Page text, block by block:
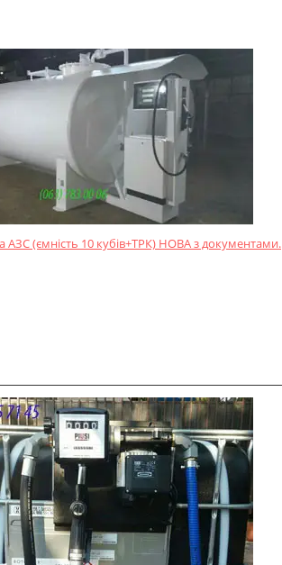
АЗС (ємність 10 кубів+ТРК) НОВА з документами.